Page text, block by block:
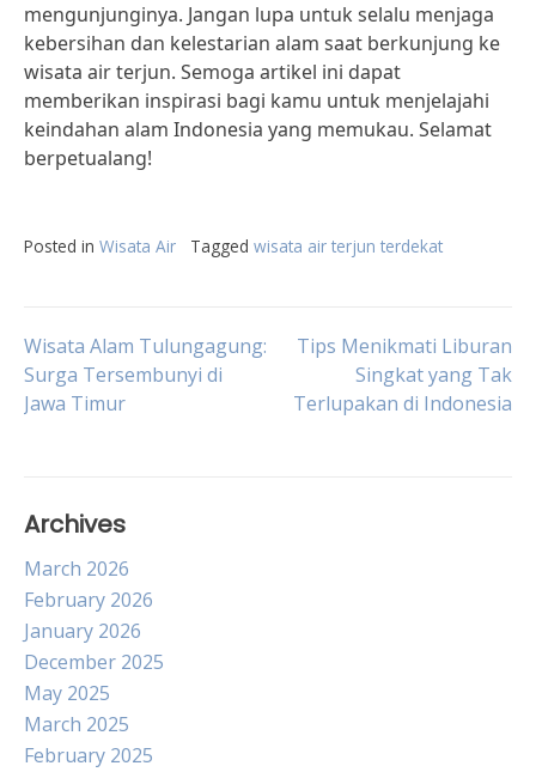
mengunjunginya. Jangan lupa untuk selalu menjaga
kebersihan dan kelestarian alam saat berkunjung ke
wisata air terjun. Semoga artikel ini dapat
memberikan inspirasi bagi kamu untuk menjelajahi
keindahan alam Indonesia yang memukau. Selamat
berpetualang!
Posted in Wisata Air Tagged wisata air terjun terdekat
Post
navigation
Wisata Alam Tulungagung:
Surga Tersembunyi di
Jawa Timur
Tips Menikmati Liburan
Singkat yang Tak
Terlupakan di Indonesia
Archives
March 2026
February 2026
January 2026
December 2025
May 2025
March 2025
February 2025